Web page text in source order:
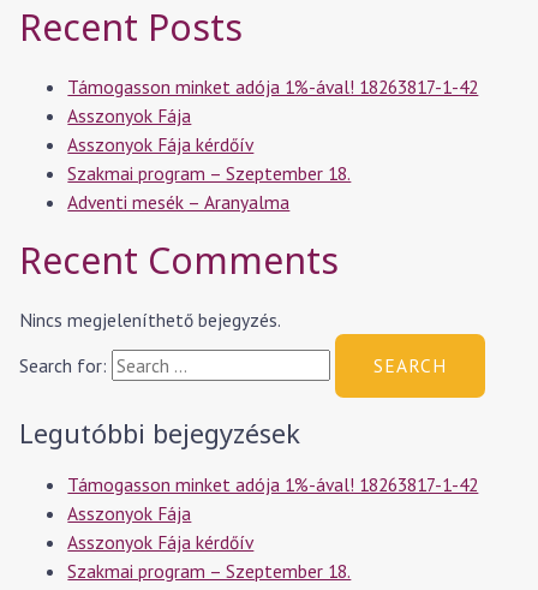
Recent Posts
Támogasson minket adója 1%-ával! 18263817-1-42
Asszonyok Fája
Asszonyok Fája kérdőív
Szakmai program – Szeptember 18.
Adventi mesék – Aranyalma
Recent Comments
Nincs megjeleníthető bejegyzés.
Search for:
Legutóbbi bejegyzések
Támogasson minket adója 1%-ával! 18263817-1-42
Asszonyok Fája
Asszonyok Fája kérdőív
Szakmai program – Szeptember 18.